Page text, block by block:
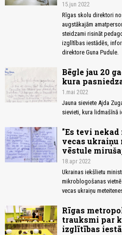
15.jun 2022
Rīgas skolu direktori
augstākajām
steidzami risināt
izglītības iestādēs,
direktore Guna Pudule.
Bēgle jau 20
kura
1.mai 2022
Jauna sieviete Ajda
sievieti, kura lidmašīnā
"Es tevi nekad
vecas ukraiņu
vēstule
18.apr 2022
Ukrainas iekšlietu
mikroblogošanas
vecas ukraiņu
Rīgas
trauksmi par
izglītības